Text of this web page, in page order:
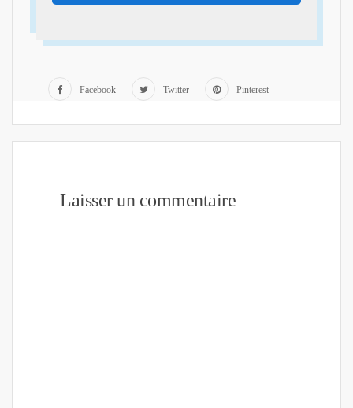
Facebook Twitter Pinterest
Laisser un commentaire